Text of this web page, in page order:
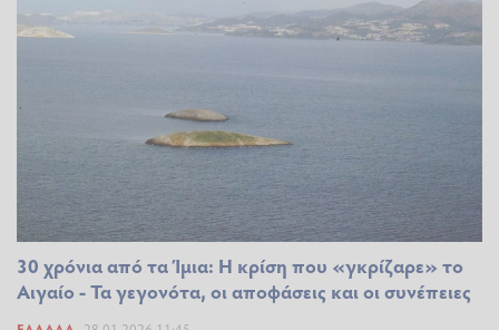
30 χρόνια από τα Ίμια: Η κρίση που «γκρίζαρε» το
Αιγαίο - Τα γεγονότα, οι αποφάσεις και οι συνέπειες